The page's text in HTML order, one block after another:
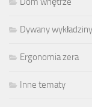
Dywany wykładziny
Ergonomia zera
Inne tematy